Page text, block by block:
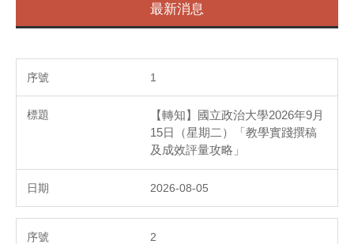
最新消息
1
【轉知】國立政治大學2026年9月
15日（星期二）「教學實踐撰稿
及成效評量攻略」
2026-08-05
2